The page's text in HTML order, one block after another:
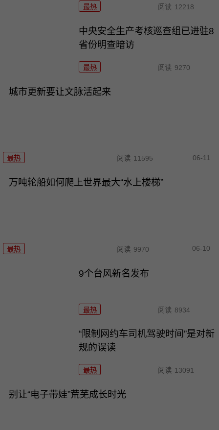
最热 阅读 12218
中央安全生产考核巡查组已进驻8
省份明查暗访
最热 阅读 9270
城市更新要让文脉活起来
最热 阅读 11595 06-11
万吨轮船如何爬上世界最大“水上楼梯”
最热 阅读 9970 06-10
9个台风新名发布
最热 阅读 8934
“限制网约车司机驾驶时间”是对新
规的误读
最热 阅读 13091
别让“电子带娃”荒芜成长时光